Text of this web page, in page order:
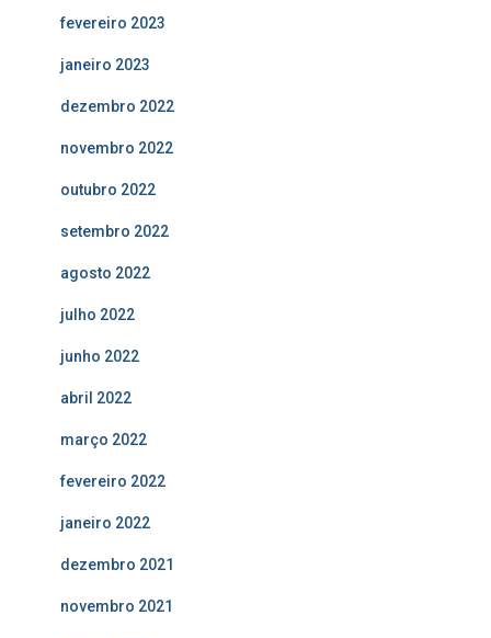
fevereiro 2023
janeiro 2023
dezembro 2022
novembro 2022
outubro 2022
setembro 2022
agosto 2022
julho 2022
junho 2022
abril 2022
março 2022
fevereiro 2022
janeiro 2022
dezembro 2021
novembro 2021